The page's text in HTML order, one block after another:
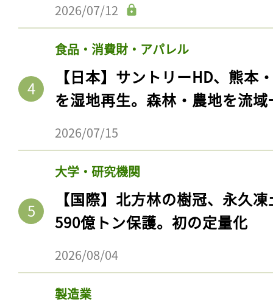
2026/07/12
食品・消費財・アパレル
【日本】サントリーHD、熊本
を湿地再生。森林・農地を流
2026/07/15
大学・研究機関
【国際】北方林の樹冠、永久
590億トン保護。初の定量化
2026/08/04
製造業